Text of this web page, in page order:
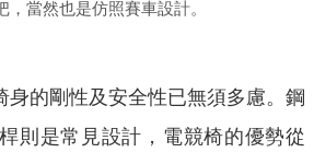
當然也是仿照賽車設計。
身的剛性及安全性已無須多慮。鋼
則是常見設計，電競椅的優勢從